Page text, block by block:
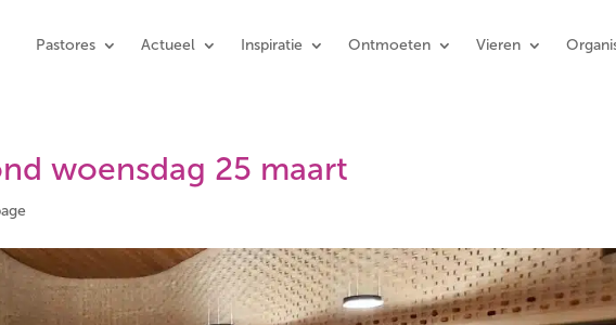
Pastores Actueel Inspiratie Ontmoeten Vieren
woensdag 25 maart